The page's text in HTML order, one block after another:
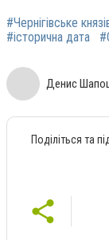
#Чернігівське
#історична дата
Денис
Поділіться та